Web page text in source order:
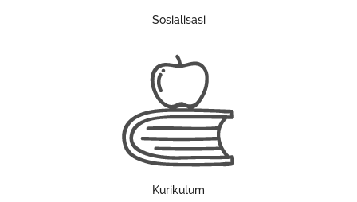
Sosialisasi
Kurikulum